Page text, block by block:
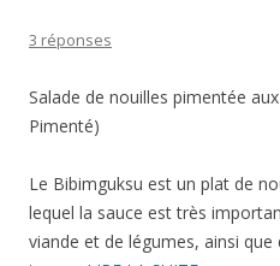
3 réponses
Salade de nouilles pimentée
Pimenté)
Le Bibimguksu est un plat de
lequel la sauce est très
viande et de légumes, ainsi que